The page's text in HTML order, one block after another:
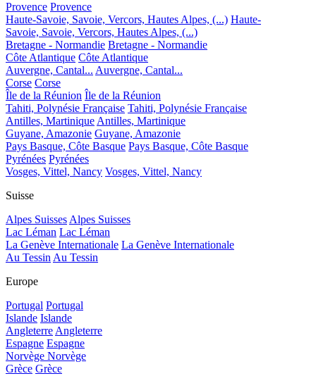
Provence Provence
Haute-Savoie, Savoie, Vercors, Hautes Alpes, (...) Haute-
Savoie, Savoie, Vercors, Hautes Alpes, (...)
Bretagne - Normandie Bretagne - Normandie
Côte Atlantique Côte Atlantique
Auvergne, Cantal... Auvergne, Cantal...
Corse Corse
Île de la Réunion Île de la Réunion
Tahiti, Polynésie Française Tahiti, Polynésie Française
Antilles, MartiniqueAntilles, Martinique
Guyane, Amazonie Guyane, Amazonie
Pays Basque, Côte Basque Pays Basque, Côte Basque
Pyrénées Pyrénées
Vosges, Vittel, Nancy Vosges, Vittel, Nancy
Suisse
Alpes SuissesAlpes Suisses
Lac Léman Lac Léman
La Genève Internationale La Genève Internationale
Au TessinAu Tessin
Europe
Portugal Portugal
Islande Islande
AngleterreAngleterre
Espagne Espagne
Norvège Norvège
Grèce Grèce